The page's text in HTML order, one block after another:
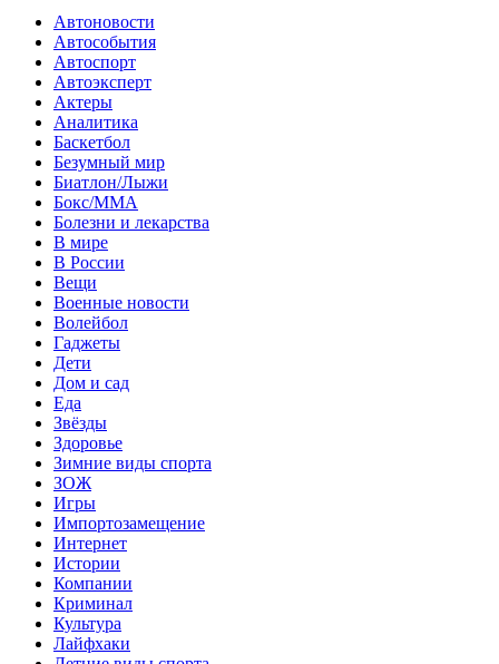
Автоновости
Автособытия
Автоспорт
Автоэксперт
Актеры
Аналитика
Баскетбол
Безумный мир
Биатлон/Лыжи
Бокс/MMA
Болезни и лекарства
В мире
В России
Вещи
Военные новости
Волейбол
Гаджеты
Дети
Дом и сад
Еда
Звёзды
Здоровье
Зимние виды спорта
ЗОЖ
Игры
Импортозамещение
Интернет
Истории
Компании
Криминал
Культура
Лайфхаки